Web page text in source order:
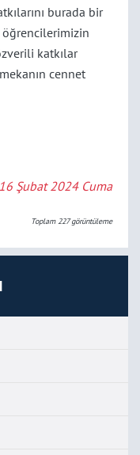
burada bir
öğrencilerimizin
katkılar
cennet
16 Şubat 2024 Cuma
Toplam227görüntüleme